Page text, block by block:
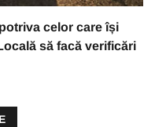
celor care își
să facă verificări